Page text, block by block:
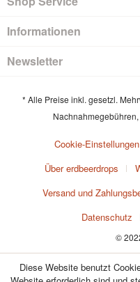
Informationen
Newsletter
* Alle Preise inkl. gesetzl.
Cookie-Einstellungen
Über erdbeerdrops
Versand und
Datenschutz
©
Diese Website benutzt